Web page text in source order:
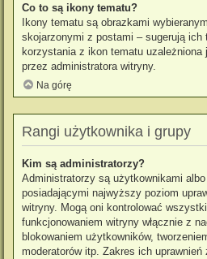
Co to są ikony tematu?
Ikony tematu są obrazkami
skojarzonymi z postami – sugerują ich
korzystania z ikon tematu uzależniona
przez administratora witryny.
Na górę
Rangi użytkownika i grupy
Kim są administratorzy?
Administratorzy są użytkownikami
posiadającymi najwyższy poziom
witryny. Mogą oni kontrolować
funkcjonowaniem witryny włącznie z
blokowaniem użytkowników,
moderatorów itp. Zakres ich uprawnień